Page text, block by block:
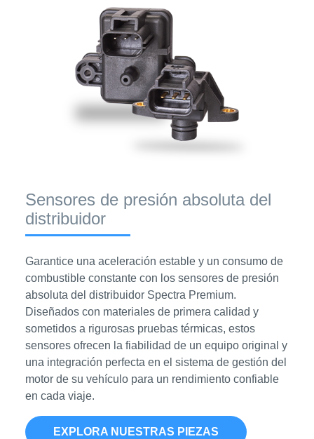
Sensores de presión absoluta del
distribuidor
Garantice una aceleración estable y un consumo de
combustible constante con los sensores de presión
absoluta del distribuidor Spectra Premium.
Diseñados con materiales de primera calidad y
sometidos a rigurosas pruebas térmicas, estos
sensores ofrecen la fiabilidad de un equipo original y
una integración perfecta en el sistema de gestión del
motor de su vehículo para un rendimiento confiable
en cada viaje.
EXPLORA NUESTRAS PIEZAS